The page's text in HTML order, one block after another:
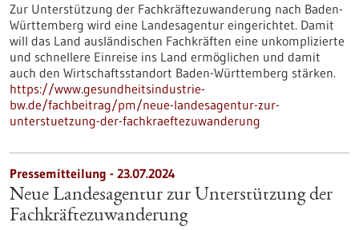
Zur Unterstützung der Fachkräftezuwanderung nach Baden-
Württemberg wird eine Landesagentur eingerichtet. Damit
will das Land ausländischen Fachkräften eine unkomplizierte
und schnellere Einreise ins Land ermöglichen und damit
auch den Wirtschaftsstandort Baden-Württemberg stärken.
https://www.gesundheitsindustrie-
bw.de/fachbeitrag/pm/neue-landesagentur-zur-
unterstuetzung-der-fachkraeftezuwanderung
Pressemitteilung - 23.07.2024
Neue Landesagentur zur Unterstützung der
Fachkräftezuwanderung